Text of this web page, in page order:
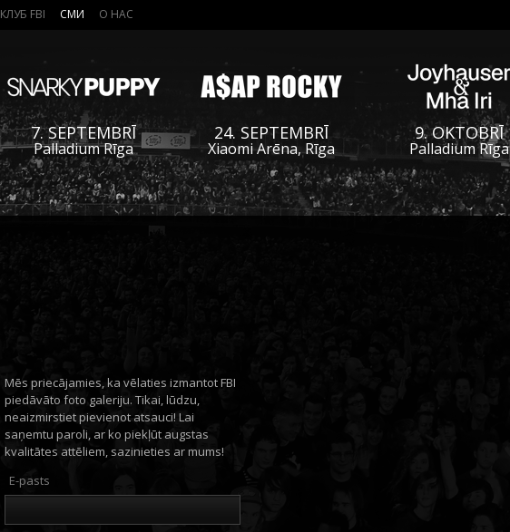
КЛУБ FBI СМИ О НАС
7. SEPTEMBRĪ
Palladium Rīga
24. SEPTEMBRĪ
Xiaomi Arēna, Rīga
9. OKTOBRĪ
Palladium Rīga
Mēs priecājamies, ka vēlaties izmantot FBI
piedāvāto foto galeriju. Tikai, lūdzu,
neaizmirstiet pievienot atsauci! Lai
saņemtu paroli, ar ko piekļūt augstas
kvalitātes attēliem, sazinieties ar mums!
E-pasts